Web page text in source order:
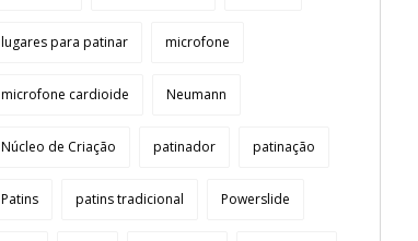
lugares para patinar microfone
microfone cardioide Neumann
Núcleo de Criação patinador patinação
Patins patins tradicional Powerslide